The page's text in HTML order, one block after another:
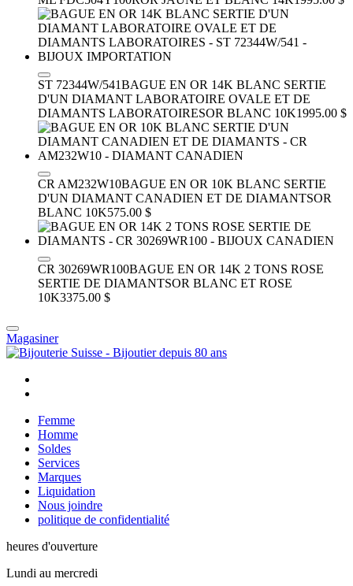
ST 72344W/541BAGUE EN OR 14K BLANC SERTIE
D'UN DIAMANT LABORATOIRE OVALE ET DE
DIAMANTS LABORATOIRESOR BLANC 10K1995.00 $
CR AM232W10BAGUE EN OR 10K BLANC SERTIE
D'UN DIAMANT CANADIEN ET DE DIAMANTSOR
BLANC 10K575.00 $
CR 30269WR100BAGUE EN OR 14K 2 TONS ROSE
SERTIE DE DIAMANTSOR BLANC ET ROSE
10K3375.00 $
Magasiner
Femme
Homme
Soldes
Services
Marques
Liquidation
Nous joindre
politique de confidentialité
heures d'ouverture
Lundi au mercredi